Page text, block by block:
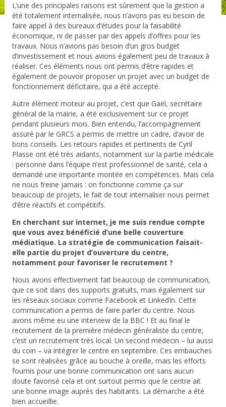
L’une des principales raisons est sûrement que la gestion a
été totalement internalisée, nous n’avons pas eu besoin de
faire appel à des bureaux d’études pour la faisabilité
économique, ni de passer par des appels d’offres pour les
travaux. Nous n’avions pas besoin d’un gros budget
d’investissement et nous avions également peu de travaux à
réaliser. Ces éléments nous ont permis d’être rapides et
également de pouvoir proposer un projet avec un budget de
fonctionnement déficitaire, qui a été accepté.
Autre élément moteur au projet, c’est que Gaël, secrétaire
général de la mairie, a été exclusivement sur ce projet
pendant plusieurs mois. Bien entendu, l’accompagnement
assuré par le GRCS a permis de mettre un cadre, d’avoir de
bons conseils. Les retours rapides et pertinents de Cyril
Plasse ont été très aidants, notamment sur la partie médicale
: personne dans l’équipe n’est professionnel de santé, cela a
demandé une importante montée en compétences. Mais cela
ne nous freine jamais : on fonctionne comme ça sur
beaucoup de projets, le fait de tout internaliser nous permet
d’être réactifs et compétitifs.
En cherchant sur internet, je me suis rendue compte
que vous avez bénéficié d’une belle couverture
médiatique. La stratégie de communication faisait-
elle partie du projet d’ouverture du centre,
notamment pour favoriser le recrutement ?
Nous avons effectivement fait beaucoup de communication,
que ce soit dans des supports gratuits, mais également sur
les réseaux sociaux comme Facebook et LinkedIn. Cette
communication a permis de faire parler du centre. Nous
avons même eu une interview de la BBC ! Et au final le
recrutement de la première médecin généraliste du centre,
c’est un recrutement très local. Un second médecin – lui aussi
du coin – va intégrer le centre en septembre. Ces embauches
se sont réalisées grâce au bouche à oreille, mais les efforts
fournis pour une bonne communication ont sans aucun
doute favorisé cela et ont surtout permis que le centre ait
une bonne image auprès des habitants. La démarche a été
bien accueillie.